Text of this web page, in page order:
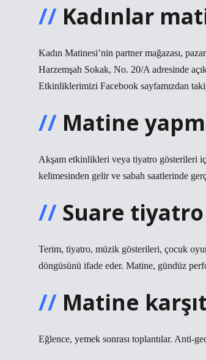
Kadınlar
Kadın Matinesi’nin partner mağazası,
Harzemşah Sokak, No. 20/A adresinde
Etkinliklerimizi Facebook sayfamızdan
Matine
Akşam etkinlikleri veya tiyatro gösterileri
kelimesinden gelir ve sabah saatlerinde
Suare
Terim, tiyatro, müzik gösterileri, çocuk
döngüsünü ifade eder. Matine, gündüz
Matine
Eğlence, yemek sonrası toplantılar. Anti-